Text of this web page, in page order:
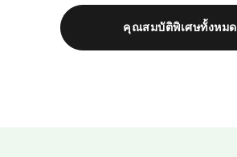
คุณสมบัติพิเศษทั้งหมด